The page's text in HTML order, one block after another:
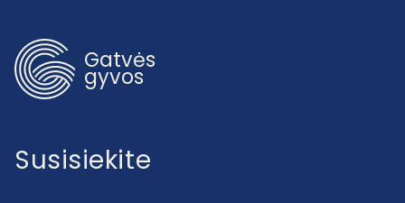
Gatvės
gyvos
Susisiekite